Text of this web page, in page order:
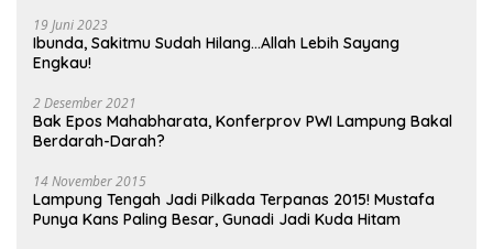
19 Juni 2023
Ibunda, Sakitmu Sudah Hilang…Allah Lebih Sayang
Engkau!
2 Desember 2021
Bak Epos Mahabharata, Konferprov PWI Lampung Bakal
Berdarah-Darah?
14 November 2015
Lampung Tengah Jadi Pilkada Terpanas 2015! Mustafa
Punya Kans Paling Besar, Gunadi Jadi Kuda Hitam